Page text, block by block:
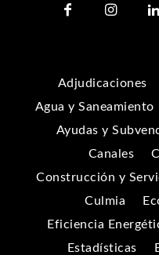
Adjudicaciones
Agua y Saneamiento
Ayudas y
Canales
Construcción y
Culmia
Eficiencia
Estadísticas